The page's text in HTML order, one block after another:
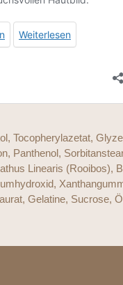
Tocopherylazetat,
Panthenol,
Linearis
Gelatine, Sucrose,